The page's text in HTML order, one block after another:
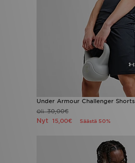
Under Armour Challenger Shorts
Oli30,00€
Nyt 15,00€ Säästä 50%